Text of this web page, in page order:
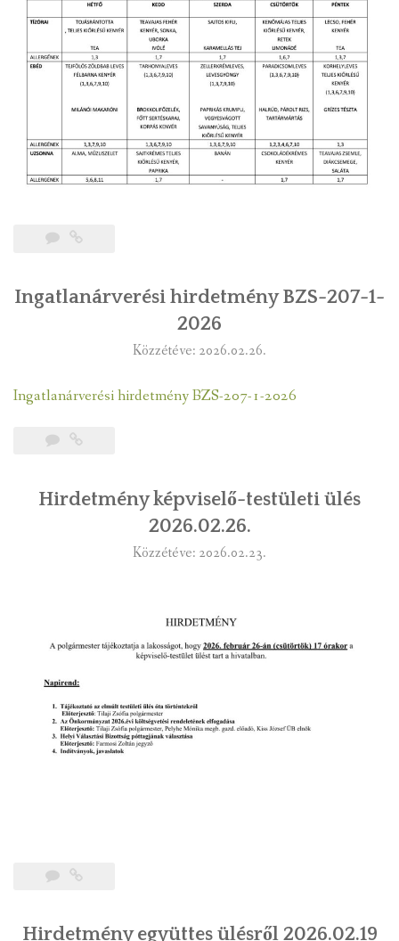
Ingatlanárverési hirdetmény BZS-207-1-
2026
Közzétéve: 2026.02.26.
Ingatlanárverési hirdetmény BZS-207-1-2026
Hirdetmény képviselő-testületi ülés
2026.02.26.
Közzétéve: 2026.02.23.
Hirdetmény együttes ülésről 2026.02.19